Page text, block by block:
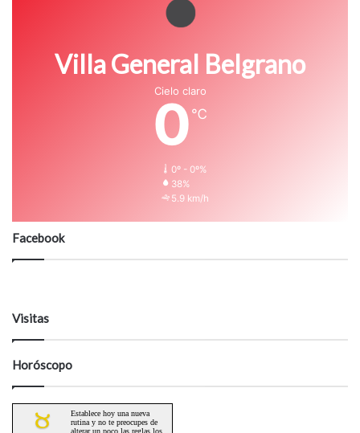
Villa General Belgrano
Cielo claro
0 ℃
0º - 0º%
38%
5.9 km/h
Facebook
Visitas
Horóscopo